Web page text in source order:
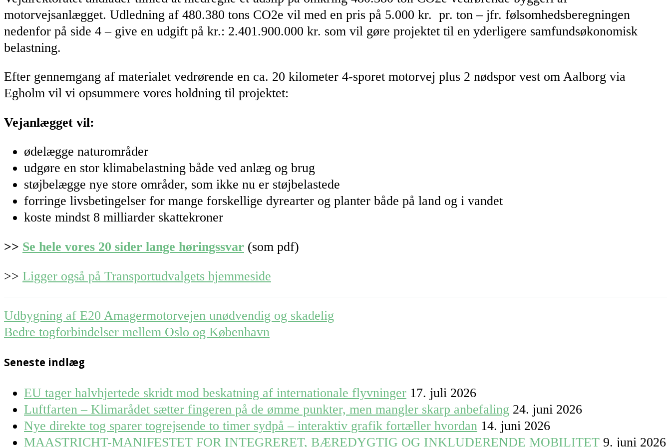
motorvejsanlægget. Udledning af 480.380 tons CO2e vil med en pris på 5.000 kr. pr. ton – jfr. følsomhedsberegningen
nedenfor på side 4 – give en udgift på kr.: 2.401.900.000 kr. som vil gøre projektet til en yderligere samfundsøkonomisk
belastning.
Efter gennemgang af materialet vedrørende en ca. 20 kilometer 4-sporet motorvej plus 2 nødspor vest om Aalborg via
Egholm vil vi opsummere vores holdning til projektet:
Vejanlægget vil:
ødelægge naturområder
udgøre en stor klimabelastning både ved anlæg og brug
støjbelægge nye store områder, som ikke nu er støjbelastede
forringe livsbetingelser for mange forskellige dyrearter og planter både på land og i vandet
koste mindst 8 milliarder skattekroner
>> Se hele vores 20 sider lange høringssvar (som pdf)
>> Ligger også på Transportudvalgets hjemmeside
Post
navigation
Udbygning af E20 Amagermotorvejen unødvendig og skadelig
Bedre togforbindelser mellem Oslo og København
Seneste indlæg
EU tager halvhjertede skridt mod beskatning af internationale flyvninger 17. juli 2026
Luftfarten – Klimarådet sætter fingeren på de ømme punkter, men mangler skarp anbefaling 24. juni 2026
Nye direkte tog sparer togrejsende to timer sydpå – interaktiv grafik fortæller hvordan 14. juni 2026
MAASTRICHT-MANIFESTET FOR INTEGRERET, BÆREDYGTIG OG INKLUDERENDE MOBILITET 9. juni 2026